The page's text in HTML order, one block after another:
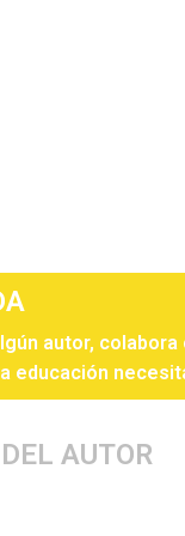
autor,
educación
AUTOR